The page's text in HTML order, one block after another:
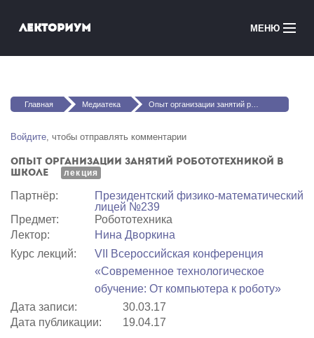
Лекториум МЕНЮ
Медиатека
Courses in English
Войти
Вы здесь
Главная Медиатека Опыт организации занятий робототехникой в школе
Войдите, чтобы отправлять комментарии
Опыт организации занятий робототехникой в
школе
лекция
Партнёр:
Президентский физико-математический
лицей №239
Предмет:
Робототехника
Лектор:
Нина Дворкина
Курс лекций:
VII Всероссийская конференция
«Современное технологическое
обучение: От компьютера к роботу»
Дата записи:
30.03.17
Дата публикации:
19.04.17